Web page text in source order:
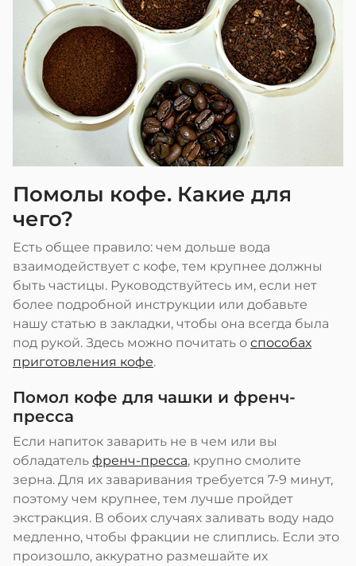
Помолы кофе. Какие для
чего?
Есть общее правило: чем дольше вода
взаимодействует с кофе, тем крупнее должны
быть частицы. Руководствуйтесь им, если нет
более подробной инструкции или добавьте
нашу статью в закладки, чтобы она всегда была
под рукой. Здесь можно почитать о способах
приготовления кофе.
Помол кофе для чашки и френч-
пресса
Если напиток заварить не в чем или вы
обладатель френч-пресса, крупно смолите
зерна. Для их заваривания требуется 7-9 минут,
поэтому чем крупнее, тем лучше пройдет
экстракция. В обоих случаях заливать воду надо
медленно, чтобы фракции не слиплись. Если это
произошло, аккуратно размешайте их